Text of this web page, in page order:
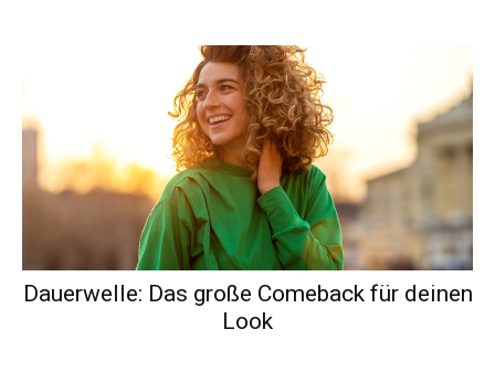
Dauerwelle: Das große Comeback für deinen
Look